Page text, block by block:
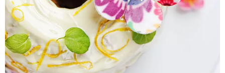
Kuchnie świata
SKLEP